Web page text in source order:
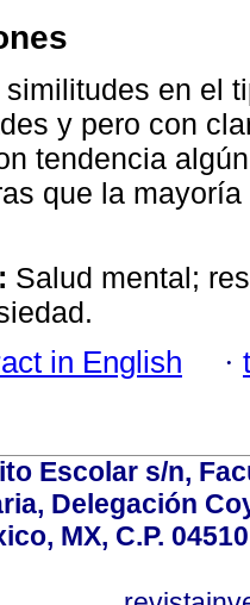
en el
y pero con
tendencia
que la
Salud mental;
in English ·
Escolar s/n,
Delegación
MX, C.P.